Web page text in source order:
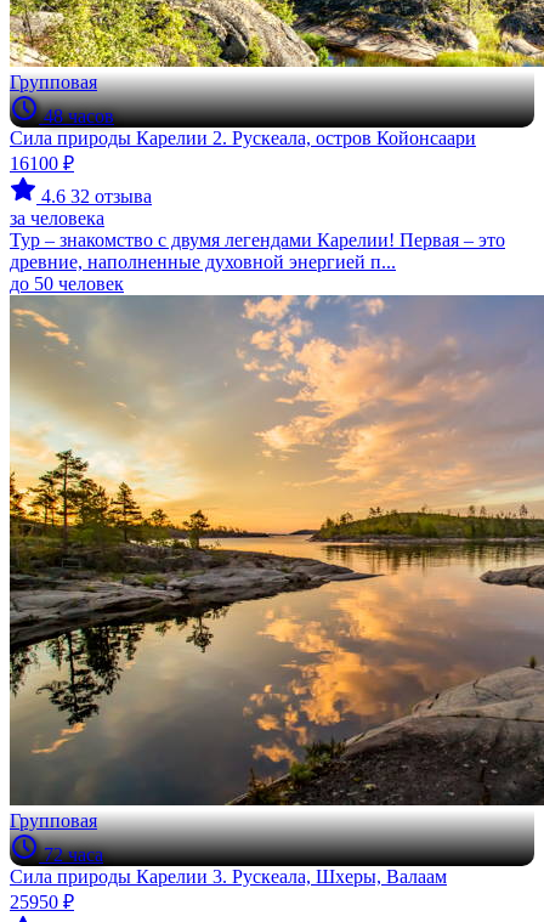
Групповая
48 часов
Сила природы Карелии 2. Рускеала, остров Койонсаари
16100 ₽
4.6 32 отзыва
за человека
Тур – знакомство с двумя легендами Карелии! Первая – это
древние, наполненные духовной энергией п...
до 50 человек
Групповая
72 часа
Сила природы Карелии 3. Рускеала, Шхеры, Валаам
25950 ₽